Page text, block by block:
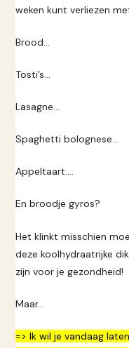
weken kunt verliezen
Brood…
Tosti’s…
Lasagne...
Spaghetti bolognese...
Appeltaart….
En broodje gyros?
Het klinkt misschien
deze koolhydraatrijke
zijn voor je gezondheid!
Maar…
=> Ik wil je vandaag